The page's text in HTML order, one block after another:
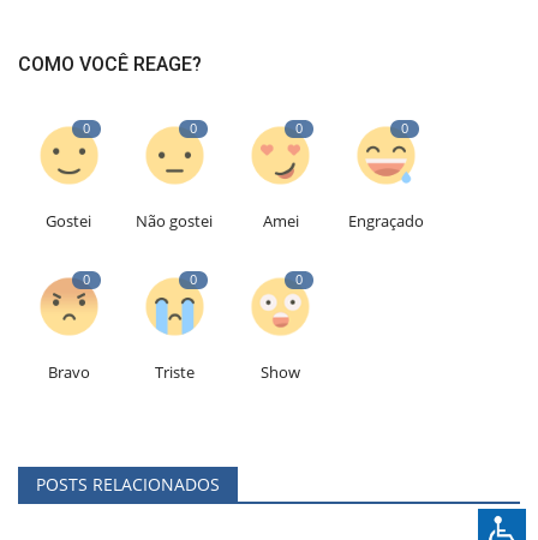
COMO VOCÊ REAGE?
0
Gostei
0
Não gostei
0
Amei
0
Engraçado
0
Bravo
0
Triste
0
Show
POSTS RELACIONADOS